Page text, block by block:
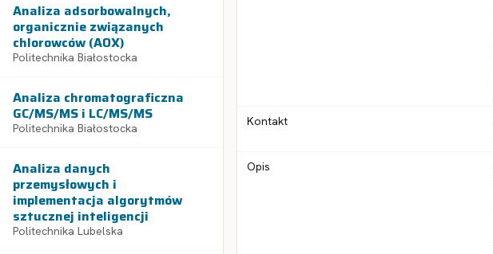
Analiza adsorbowalnych,
organicznie związanych
chlorowców (AOX)
Politechnika Białostocka
Analiza chromatograficzna
GC/MS/MS i LC/MS/MS
Politechnika Białostocka
Analiza danych
przemysłowych i
implementacja algorytmów
sztucznej inteligencji
Politechnika Lubelska
Kontakt
Opis